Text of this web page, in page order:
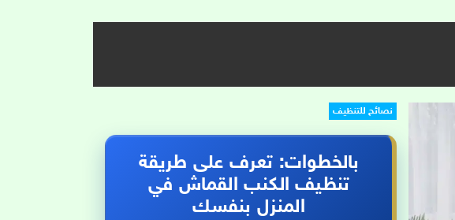
نصائح للتنظيف
بالخطوات: تعرف على طريقة
تنظيف الكنب القماش في
المنزل بنفسك